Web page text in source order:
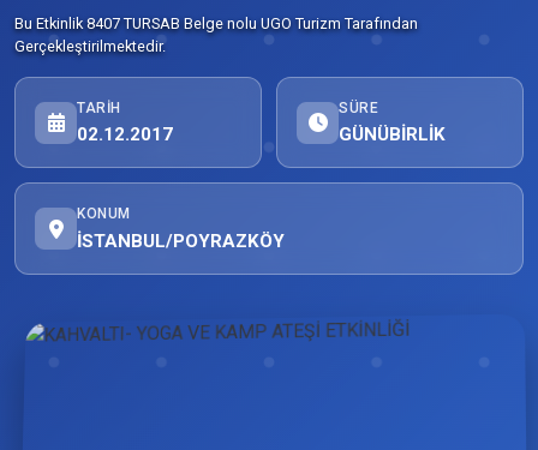
Bu Etkinlik 8407 TURSAB Belge nolu UGO Turizm Tarafından
Gerçekleştirilmektedir.
TARIH
02.12.2017
SÜRE
GÜNÜBİRLİK
KONUM
İSTANBUL/POYRAZKÖY